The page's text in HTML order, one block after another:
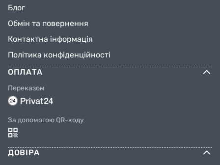
Блог
Обмін та повернення
Контактна інформація
Політика конфіденційності
ОПЛАТА
Переказом
За допомогою QR-коду
ДОВІРА